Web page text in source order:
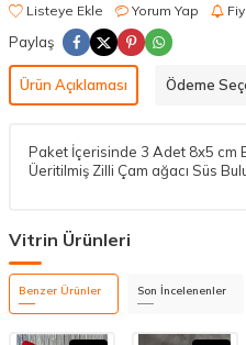
Listeye Ekle Yorum Yap
Paylaş
Ürün Açıklaması Ödeme
Paket İçerisinde 3 Adet 8x5 cm
Üeritilmiş Zilli Çam ağacı Süs
Vitrin Ürünleri
Benzer Ürünler Son İncelenenler